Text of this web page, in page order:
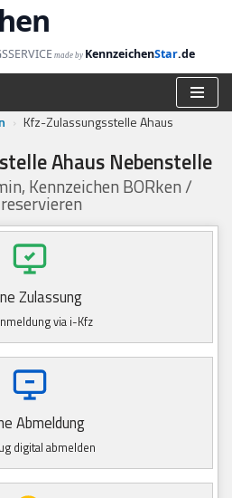
made by KennzeichenStar.de
› Kfz-Zulassungsstelle Ahaus
Ahaus Nebenstelle
Kennzeichen BORken /
Zulassung
via i-Kfz
Abmeldung
digital abmelden